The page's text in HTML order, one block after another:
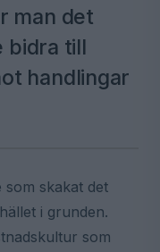
man det
bidra till
handlingar
skakat det
i grunden.
som